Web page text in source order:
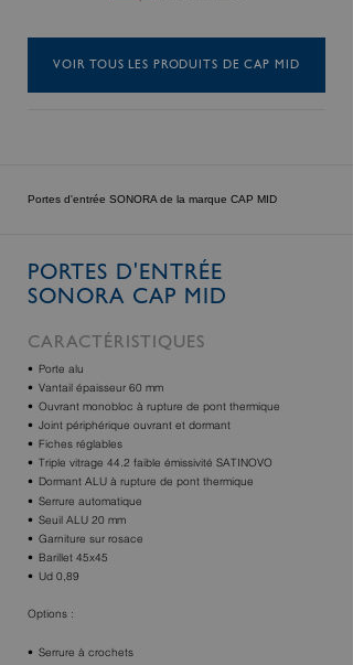
VOIR TOUS LES PRODUITS DE CAP MID
Portes d'entrée SONORA de la marque CAP MID
PORTES D'ENTRÉE
SONORA CAP MID
CARACTÉRISTIQUES
Porte alu
Vantail épaisseur 60 mm
Ouvrant monobloc à rupture de pont thermique
Joint périphérique ouvrant et dormant
Fiches réglables
Triple vitrage 44.2 faible émissivité SATINOVO
Dormant ALU à rupture de pont thermique
Serrure automatique
Seuil ALU 20 mm
Garniture sur rosace
Barillet 45x45
Ud 0,89
Options :
Serrure à crochets